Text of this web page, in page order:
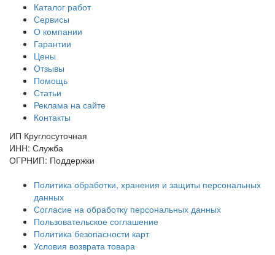
Каталог работ
Сервисы
О компании
Гарантии
Цены
Отзывы
Помощь
Статьи
Реклама на сайте
Контакты
ИП Круглосуточная
ИНН: Служба
ОГРНИП: Поддержки
Политика обработки, хранения и защиты персональных
данных
Согласие на обработку персональных данных
Пользовательское соглашение
Политика безопасности карт
Условия возврата товара